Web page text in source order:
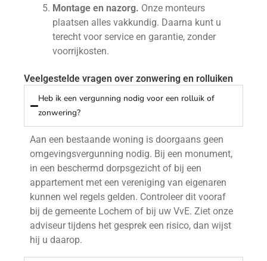
Montage en nazorg. Onze monteurs
plaatsen alles vakkundig. Daarna kunt u
terecht voor service en garantie, zonder
voorrijkosten.
Veelgestelde vragen over zonwering en rolluiken
Heb ik een vergunning nodig voor een rolluik of
zonwering?
Aan een bestaande woning is doorgaans geen
omgevingsvergunning nodig. Bij een monument,
in een beschermd dorpsgezicht of bij een
appartement met een vereniging van eigenaren
kunnen wel regels gelden. Controleer dit vooraf
bij de gemeente Lochem of bij uw VvE. Ziet onze
adviseur tijdens het gesprek een risico, dan wijst
hij u daarop.